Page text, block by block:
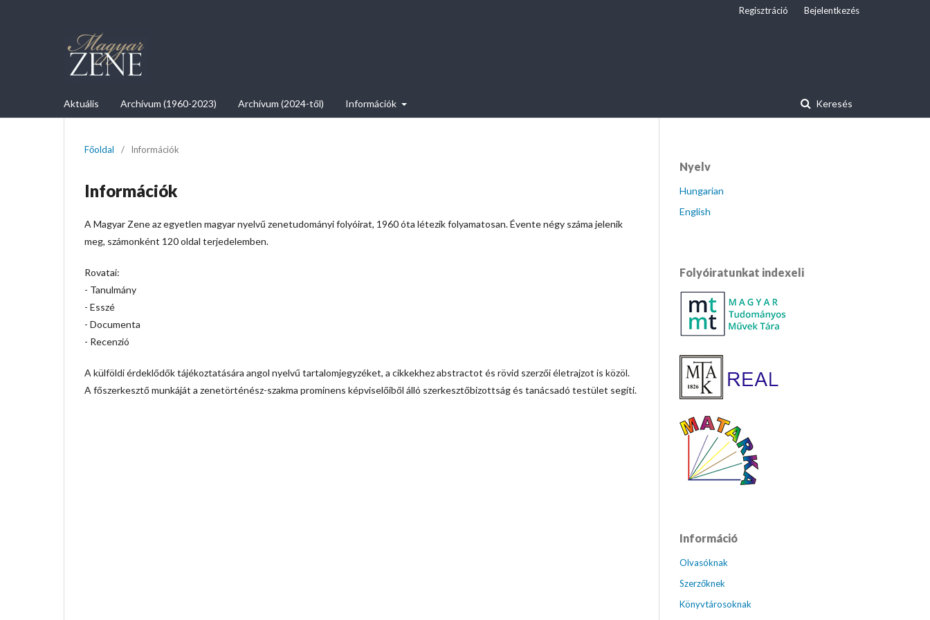
Aktuális Archívum (1960-2023) Archívum (2024-től) Információk Keresés
Regisztráció Bejelentkezés
Főoldal / Információk
Információk
A Magyar Zene az egyetlen magyar nyelvű zenetudományi folyóirat, 1960 óta létezik folyamatosan. Évente négy száma jelenik
meg, számonként 120 oldal terjedelemben.
Rovatai:
- Tanulmány
- Esszé
- Documenta
- Recenzió
A külföldi érdeklődők tájékoztatására angol nyelvű tartalomjegyzéket, a cikkekhez abstractot és rövid szerzői életrajzot is közöl.
A főszerkesztő munkáját a zenetörténész-szakma prominens képviselőiből álló szerkesztőbizottság és tanácsadó testület segíti.
Nyelv
Hungarian
English
Folyóiratunkat indexeli
Információ
Olvasóknak
Szerzőknek
Könyvtárosoknak